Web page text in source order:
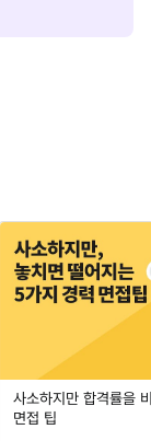
사소하지만 합격률을
면접 팁